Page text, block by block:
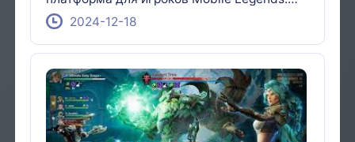
Bang Bang, предлагающая простые
способы оплаты и эксклюзивные
2024-12-18